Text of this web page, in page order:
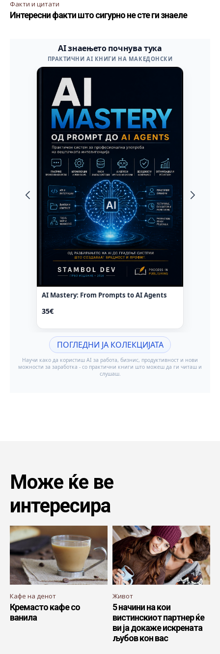
Факти и цитати
Интересни факти што сигурно не сте ги знаеле
Може ќе ве
интересира
Кафе на денот
Кремасто кафе со
ванила
Живот
5 начини на кои
вистинскиот партнер ќе
ви ја докаже искрената
љубов кон вас